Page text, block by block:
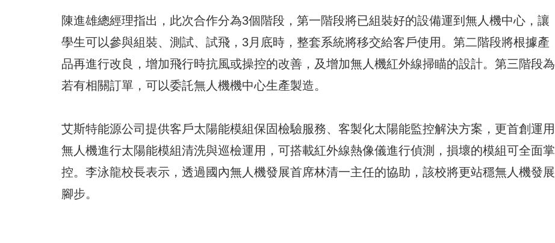
陳進雄總經理指出，此次合作分為3個階段，第一階段將已組裝好的設備運到無人機中心，讓
學生可以參與組裝、測試、試飛，3月底時，整套系統將移交給客戶使用。第二階段將根據產
品再進行改良，增加飛行時抗風或操控的改善，及增加無人機紅外線掃瞄的設計。第三階段為
若有相關訂單，可以委託無人機機中心生產製造。
艾斯特能源公司提供客戶太陽能模組保固檢驗服務、客製化太陽能監控解決方案，更首創運用
無人機進行太陽能模組清洗與巡檢運用，可搭載紅外線熱像儀進行偵測，損壞的模組可全面掌
控。李泳龍校長表示，透過國內無人機發展首席林清一主任的協助，該校將更站穩無人機發展
腳步。